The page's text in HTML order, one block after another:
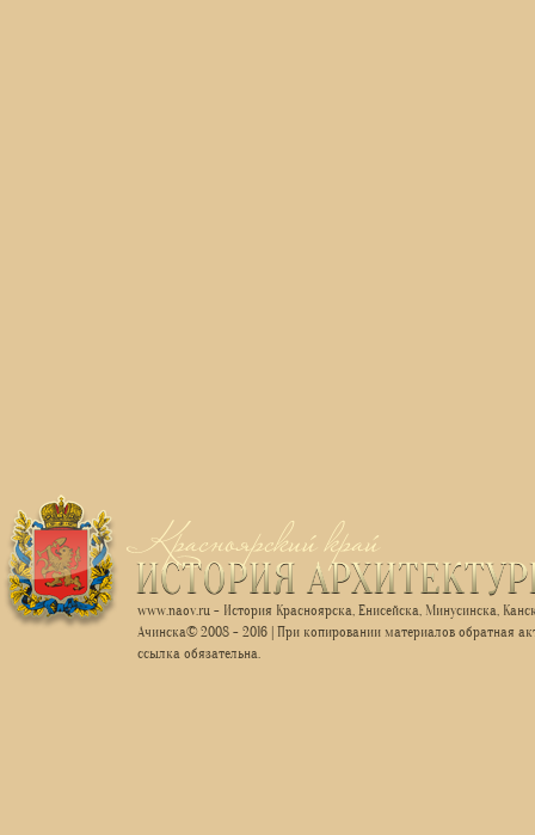
www.naov.ru - История Красноярска, Енисейска, Минусинска,
Ачинска© 2008 - 2016 | При копировании материалов обратная
ссылка обязательна.